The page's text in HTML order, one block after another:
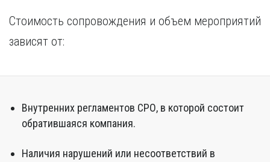
Стоимость сопровождения и объем мероприятий
зависят от:
Внутренних регламентов СРО, в которой состоит
обратившаяся компания.
Наличия нарушений или несоответствий в